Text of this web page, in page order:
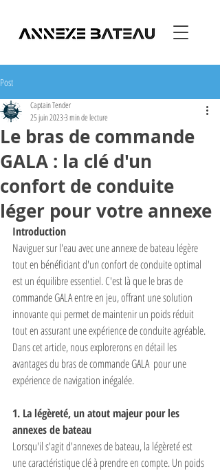
Post
Le bras de commande
GALA : la clé d'un
confort de conduite
léger pour votre annexe
Captain Tender
25 juin 20233 min de lecture
Introduction
Naviguer sur l'eau avec une annexe de bateau légère
tout en bénéficiant d'un confort de conduite optimal
est un équilibre essentiel. C'est là que le bras de
commande GALA entre en jeu, offrant une solution
innovante qui permet de maintenir un poids réduit
tout en assurant une expérience de conduite agréable.
Dans cet article, nous explorerons en détail les
avantages du bras de commande GALA  pour une
expérience de navigation inégalée.
1. La légèreté, un atout majeur pour les
annexes de bateau
Lorsqu'il s'agit d'annexes de bateau, la légèreté est
une caractéristique clé à prendre en compte. Un poids